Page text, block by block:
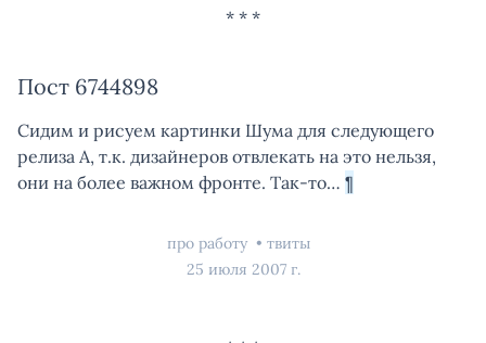
Пост 6744898
Сидим и рисуем картинки Шума для следующего
релиза А, т.к. дизайнеров отвлекать на это нельзя,
они на более важном фронте. Так-то… ¶
про работу
твиты
25 июля 2007 г.